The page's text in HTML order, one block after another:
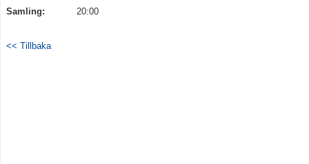
Samling:
20:00
<< Tillbaka